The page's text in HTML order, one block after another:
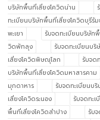
บริษัทพื้นที่เสี่ยงโควิดน่าน
ทะเบียนบริษัทพื้นที่เสี่ยงโควิดบุรีรั
พะเยา
รับจดทะเบียนบริษัท
วิดพัทลุง
รับจดทะเบียนบ
เสี่ยงโควิดพิษณุโลก
รับจด
บริษัทพื้นที่เสี่ยงโควิดมหาสารคาม
มุกดาหาร
รับจดทะเบียนบ
เสี่ยงโควิดระนอง
รับจดทะ
พื้นที่เสี่ยงโควิดลำปาง
รับ